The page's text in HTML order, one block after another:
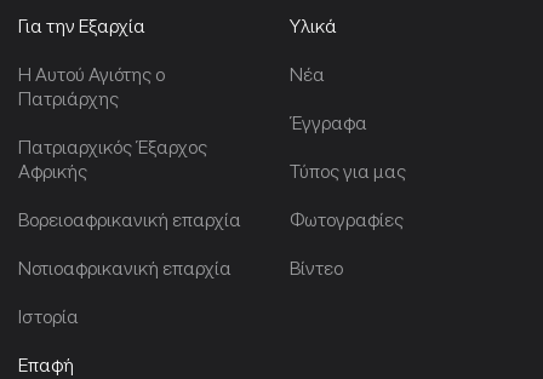
Για την Εξαρχία
Η Αυτού Αγιότης ο
Πατριάρχης
Πατριαρχικός Έξαρχος
Αφρικής
Βορειοαφρικανική επαρχία
Νοτιοαφρικανική επαρχία
Ιστορία
Υλικά
Νέα
Έγγραφα
Τύπος για μας
Φωτογραφίες
Βίντεο
Επαφή